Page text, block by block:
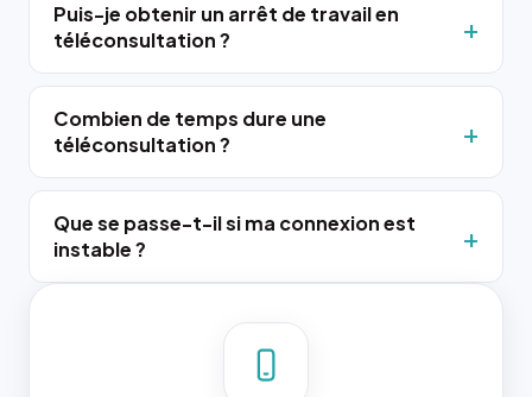
Puis-je obtenir un arrêt de travail en
téléconsultation ?
Combien de temps dure une
téléconsultation ?
Que se passe-t-il si ma connexion est
instable ?